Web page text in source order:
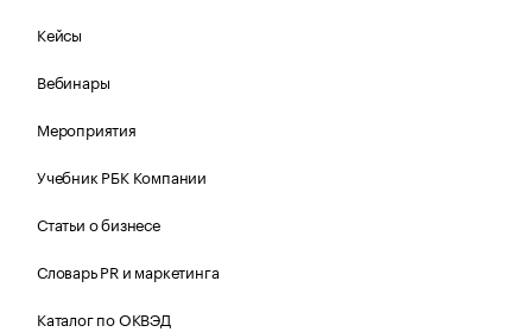
Кейсы
Вебинары
Мероприятия
Учебник РБК Компании
Статьи о бизнесе
Словарь PR и маркетинга
Каталог по ОКВЭД